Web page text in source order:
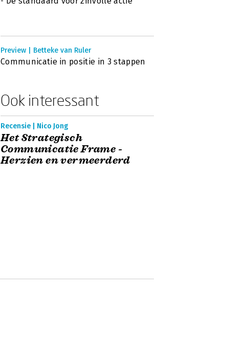
Preview | Betteke van Ruler
Communicatie in positie in 3 stappen
Ook interessant
Recensie | Nico Jong
Het Strategisch
Communicatie Frame -
Herzien en vermeerderd